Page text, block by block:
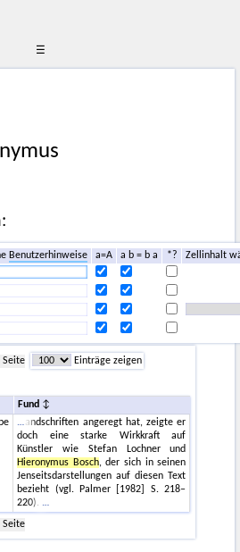
☰
Benutzerhinweise a=A a b = b a *?
Zellinhalt
Seite
Einträge zeigen
Fund
andschriften angeregt hat, zeigte er
doch eine starke Wirkkraft auf
Künstler wie Stefan Lochner und
Hieronymus Bosch, der sich in seinen
Jenseitsdarstellungen auf diesen Text
bezieht (vgl. Palmer [1982] S. 218–
220).
Seite